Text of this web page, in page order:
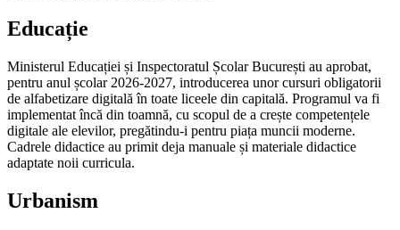
Educație
Ministerul Educației și Inspectoratul Școlar București au aprobat,
pentru anul școlar 2026-2027, introducerea unor cursuri obligatorii
de alfabetizare digitală în toate liceele din capitală. Programul va fi
implementat încă din toamnă, cu scopul de a crește competențele
digitale ale elevilor, pregătindu-i pentru piața muncii moderne.
Cadrele didactice au primit deja manuale și materiale didactice
adaptate noii curricula.
Urbanism